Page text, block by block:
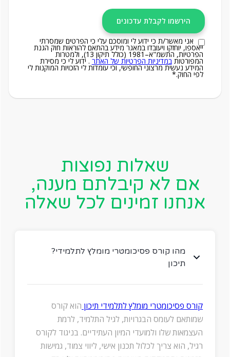
אני מאשר/ת כי ידוע לי ומוסכם עלי כי הפרטים שמסרתי
ייאספו, יוחזקו ויעובדו במאגר מידע בהתאם להוראות חוק הגנת
הפרטיות, התשמ"א–1981 (כולל תיקון 13), ולמטרות
המפורטותבמדיניות הפרטיות של האתר . ידוע לי כי מסירת
המידע נעשית מרצוני החופשי, וכי עומדות לי הזכויות המוקנות לי
לפי החוק.*
שאלות נפוצות
אם לא קיבלתם מענה,
אנחנו זמינים לכל שאלה
?מהו קורס פסיכומטרי מומלץ לתלמידי
תיכון
קורס פסיכומטרי מומלץ לתלמידי תיכון הוא קורס
שמותאם לעומס הבגרויות, לגיל התלמיד, לרמת
העצמאות שלו ולמועדי המיון העתידיים. בניגוד לקורס
רגיל, הוא צריך לכלול תכנון אישי, ליווי צמוד, גמישות